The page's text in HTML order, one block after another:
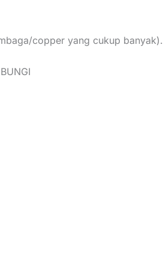
copper yang cukup banyak).